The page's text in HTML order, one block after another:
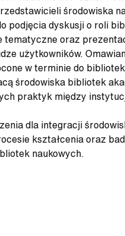
środowiska
podjęcia dyskusji o roli
oraz
użytkowników.
w terminie do
środowiska bibliotek
praktyk między
dla integracji
kształcenia oraz
naukowych.